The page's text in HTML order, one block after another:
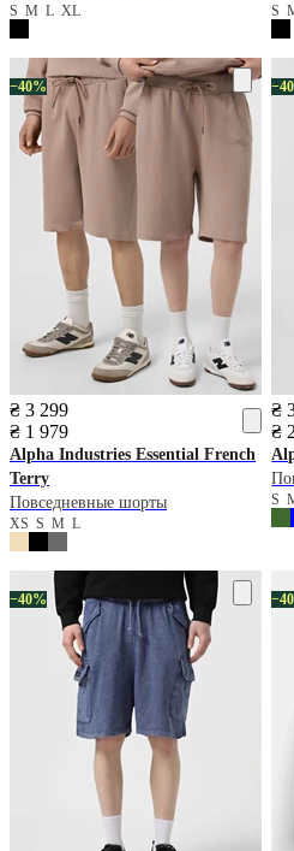
S M L XL S
−40%
₴ 3 299
₴ 1 979
Alpha Industries Essential French
Terry
Повседневные шорты
XS S M L
₴
₴
S
−40%